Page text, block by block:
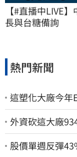
【#直播中LIVE
長與台糖備詢
熱門新聞
這塑化大廠今
外資砍這大廠
股價單週反彈